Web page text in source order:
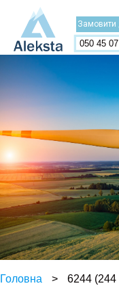
Замовити
050 45
Головна > 6244